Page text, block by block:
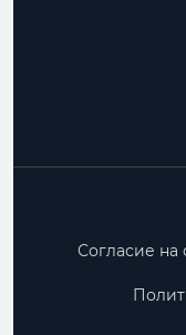
Согласие на